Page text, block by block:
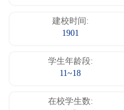
建校时间:
1901
学生年龄段:
11~18
在校学生数: